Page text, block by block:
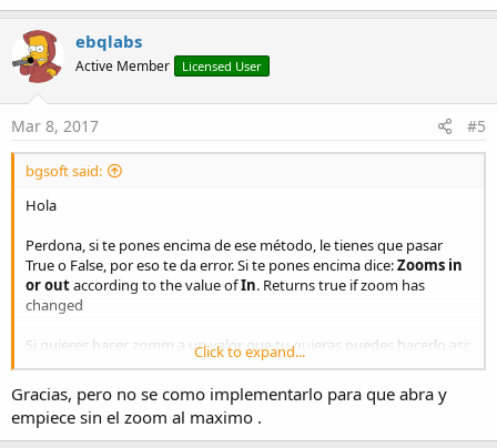
ebqlabs
Active Member Licensed User
Mar 8, 2017 #5
bgsoft said:
Hola
Perdona, si te pones encima de ese método, le tienes que pasar
True o False, por eso te da error. Si te pones encima dice:Zooms in
or outaccording to the value ofIn. Returns true if zoom has
changed
Si quieres hacer zomm a un valor que tu quieras puedes hacerlo asi:
B4X:
Dim Obj1 As Reflector
Click to expand...
Gracias, pero no se como implementarlo para que abra y
empiece sin el zoom al maximo .